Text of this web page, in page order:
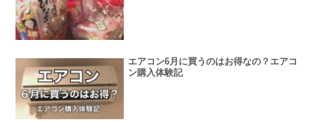
エアコン6月に買うのはお得なの？エアコ
ン購入体験記